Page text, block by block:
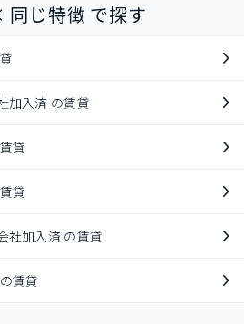
じ特徴 で探す
加入済 の賃貸
貸
貸
社加入済 の賃貸
賃貸